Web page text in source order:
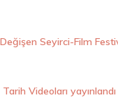
Seyirci-Film
Videoları yayınlandı